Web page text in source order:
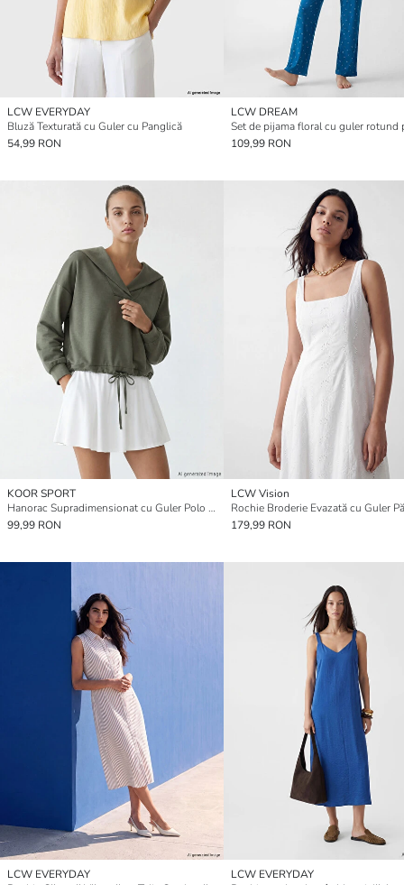
LCW EVERYDAY
Bluză Texturată cu Guler cu Panglică
54,99 RON
LCW DREAM
109,99 RON
KOOR SPORT
Hanorac Supradimensionat cu Guler Polo pentru Femei
99,99 RON
LCW Vision
Rochie Broderie Evazată cu Guler
179,99 RON
LCW EVERYDAY
LCW EVERYDAY